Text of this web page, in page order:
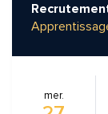
mer.
Prénom et
Quelle est